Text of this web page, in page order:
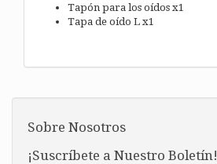
Tapón para los oídos x1
Tapa de oído L x1
Sobre Nosotros
¡Suscríbete a Nuestro Boletín!